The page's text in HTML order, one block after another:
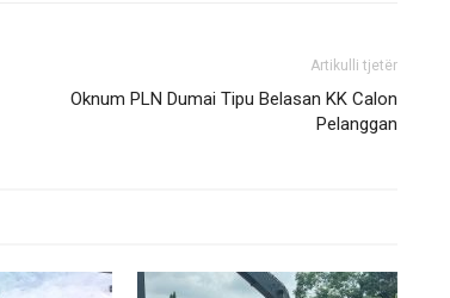
Artikulli tjetër
Oknum PLN Dumai Tipu Belasan KK Calon
Pelanggan